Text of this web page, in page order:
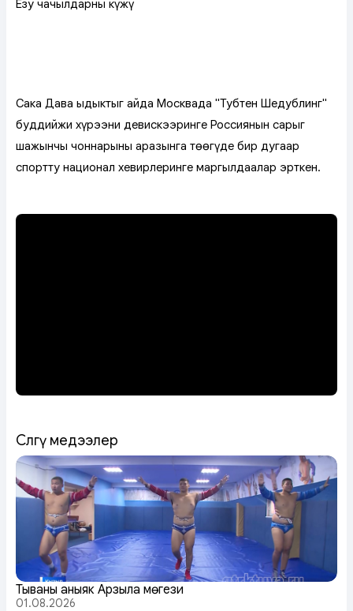
Езу чаңчылдарның күжү
Сака Дава ыдыктыг айда Москвада "Тубтен Шедублинг"
буддийжи хүрээниң девискээринге Россиянын сарыг
шажынчы чоннарының аразынга төөгүде бир дугаар
спорттуң национал хевирлеринге маргылдаалар эрткен.
Сөөлгү медээлер
Тываның аныяк Арзылаң мөгези
01.08.2026